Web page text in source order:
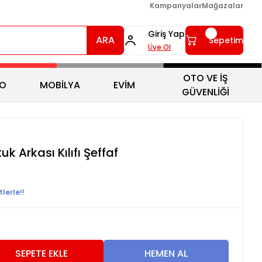
KampanyalarMağazalar
ARA Giriş Yap
Üye Ol
Sepetim
MOBİLYA EVİM
OTO VE İŞ
GÜVENLİĞİ
Arkası Kılıfı Şeffaf
SEPETE EKLE HEMEN AL